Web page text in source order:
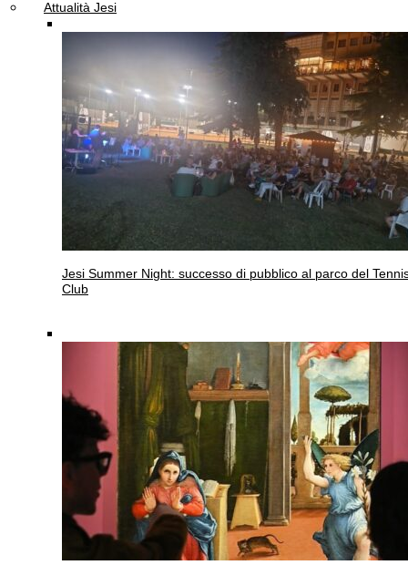
Attualità Jesi
Jesi Summer Night: successo di pubblico al parco del
Club